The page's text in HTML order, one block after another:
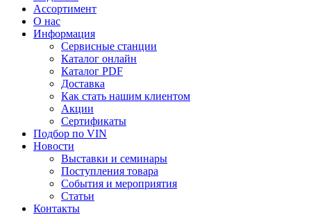
Ассортимент
О нас
Информация
Сервисные станции
Каталог онлайн
Каталог PDF
Доставка
Как стать нашим клиентом
Акции
Сертификаты
Подбор по VIN
Новости
Выставки и семинары
Поступления товара
События и мероприятия
Статьи
Контакты